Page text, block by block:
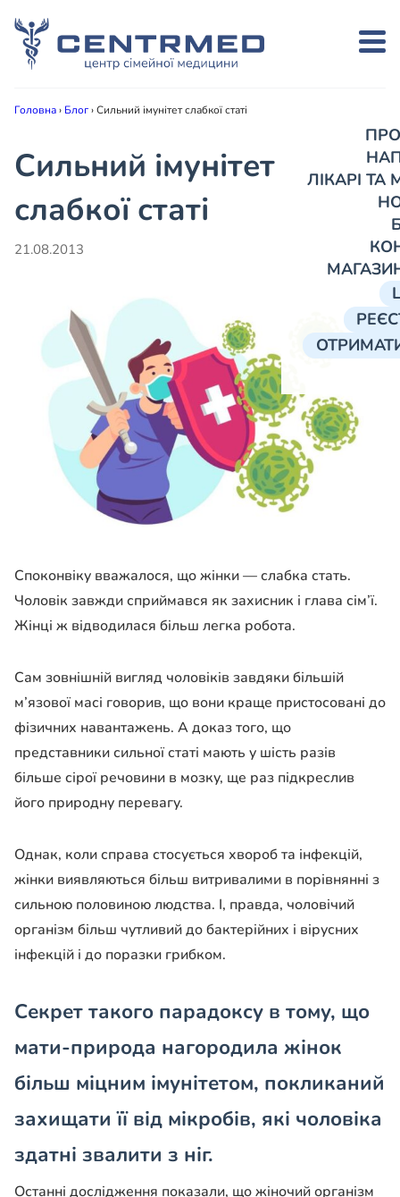
ЛІКАРІ
Головна› Блог›Сильний імунітет слабкої статі
Сильний імунітет
слабкої статі
21.08.2013
Споконвіку вважалося, що жінки — слабка стать.
Чоловік завжди сприймався як захисник і глава сім’ї.
Жінці ж відводилася більш легка робота.
Сам зовнішній вигляд чоловіків завдяки більшій
м’язової масі говорив, що вони краще пристосовані до
фізичних навантажень. А доказ того, що
представники сильної статі мають у шість разів
більше сірої речовини в мозку, ще раз підкреслив
його природну перевагу.
Однак, коли справа стосується хвороб та інфекцій,
жінки виявляються більш витривалими в порівнянні з
сильною половиною людства. І, правда, чоловічий
організм більш чутливий до бактерійних і вірусних
інфекцій і до поразки грибком.
Секрет такого парадоксу в тому, що
мати-природа нагородила жінок
більш міцним імунітетом, покликаний
захищати її від мікробів, які чоловіка
здатні звалити з ніг.
Останні дослідження показали, що жіночий організм